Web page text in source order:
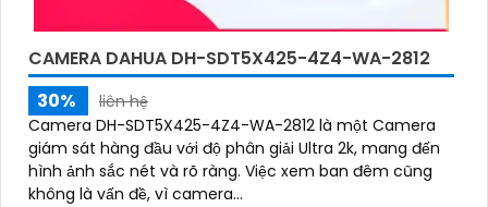
CAMERA DAHUA DH-SDT5X425-4Z4-WA-2812
30%
liên hệ
Camera DH-SDT5X425-4Z4-WA-2812 là một Camera
giám sát hàng đầu với độ phân giải Ultra 2k, mang đến
hình ảnh sắc nét và rõ ràng. Việc xem ban đêm cũng
không là vấn đề, vì camera...